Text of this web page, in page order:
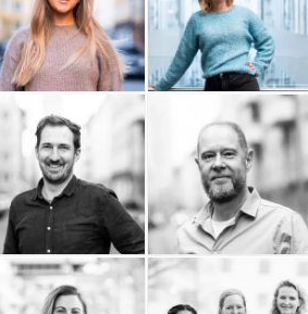
OAWA - On A Wednesday
Afternoon
Popshop
Pelostudio Palmgren Artdirection